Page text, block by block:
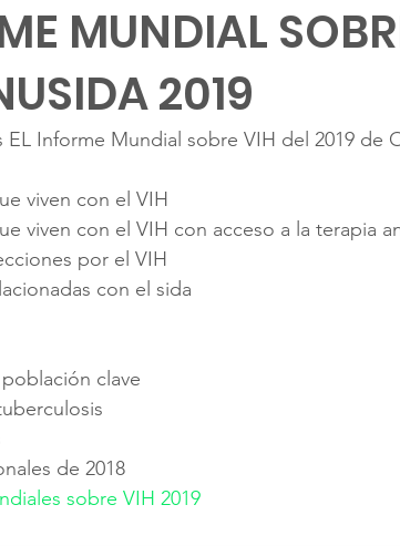
MUNDIAL
2019
EL Informe Mundial sobre VIH del 2019 de
viven con el VIH
viven con el VIH con acceso a la terapia
por el VIH
con el sida
clave
de 2018
sobre VIH 2019